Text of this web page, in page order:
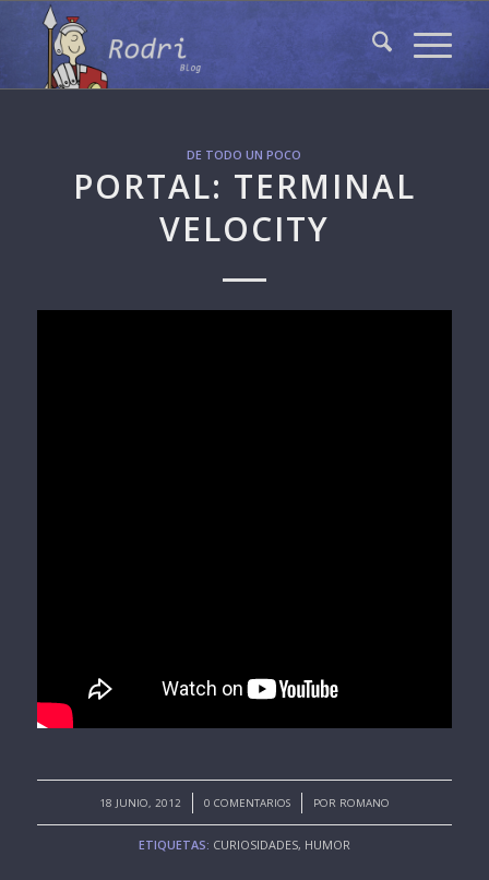
DE TODO UN POCO
PORTAL: TERMINAL
VELOCITY
18 JUNIO, 2012
/ 0 COMENTARIOS
/ POR ROMANO
ETIQUETAS: CURIOSIDADES, HUMOR